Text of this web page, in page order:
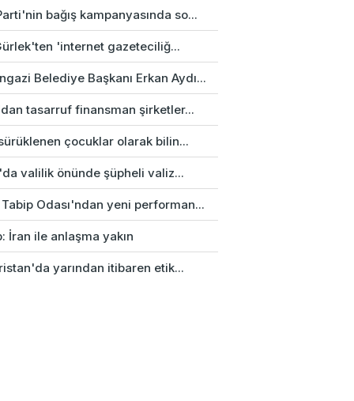
bağış kampanyasında so...
'internet gazeteciliğ...
Belediye Başkanı Erkan Aydı...
tasarruf finansman şirketler...
çocuklar olarak bilin...
valilik önünde şüpheli valiz...
Odası'ndan yeni performan...
İran ile anlaşma yakın
yarından itibaren etik...